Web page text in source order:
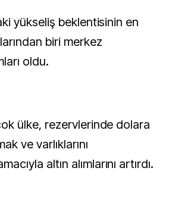
yükseliş beklentisinin en
biri merkez
oldu.
ülke, rezervlerinde dolara
ve varlıklarını
altın alımlarını artırdı.